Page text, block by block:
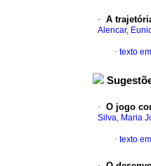
· A
Alencar,
· texto
· O jogo
Silva, Maria
· texto